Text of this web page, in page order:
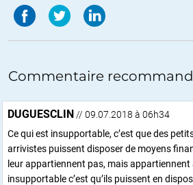
Commentaire
DUGUESCLIN // 09.07.2018 à 06h34
Ce qui est insupportable, c’est que des
arrivistes puissent disposer de moyens
leur appartiennent pas, mais appartiennent
insupportable c’est qu’ils puissent en